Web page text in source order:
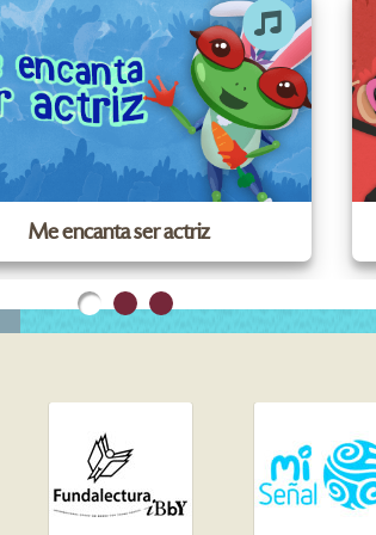
Me encanta ser actriz